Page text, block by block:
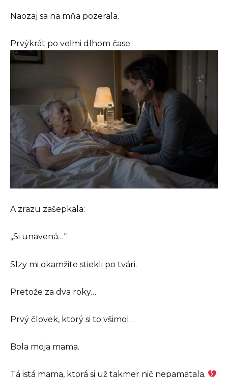
Naozaj sa na mňa pozerala.
Prvýkrát po veľmi dlhom čase.
A zrazu zašepkala:
„Si unavená…“
Slzy mi okamžite stiekli po tvári.
Pretože za dva roky…
Prvý človek, ktorý si to všimol…
Bola moja mama.
Tá istá mama, ktorá si už takmer nič nepamätala.